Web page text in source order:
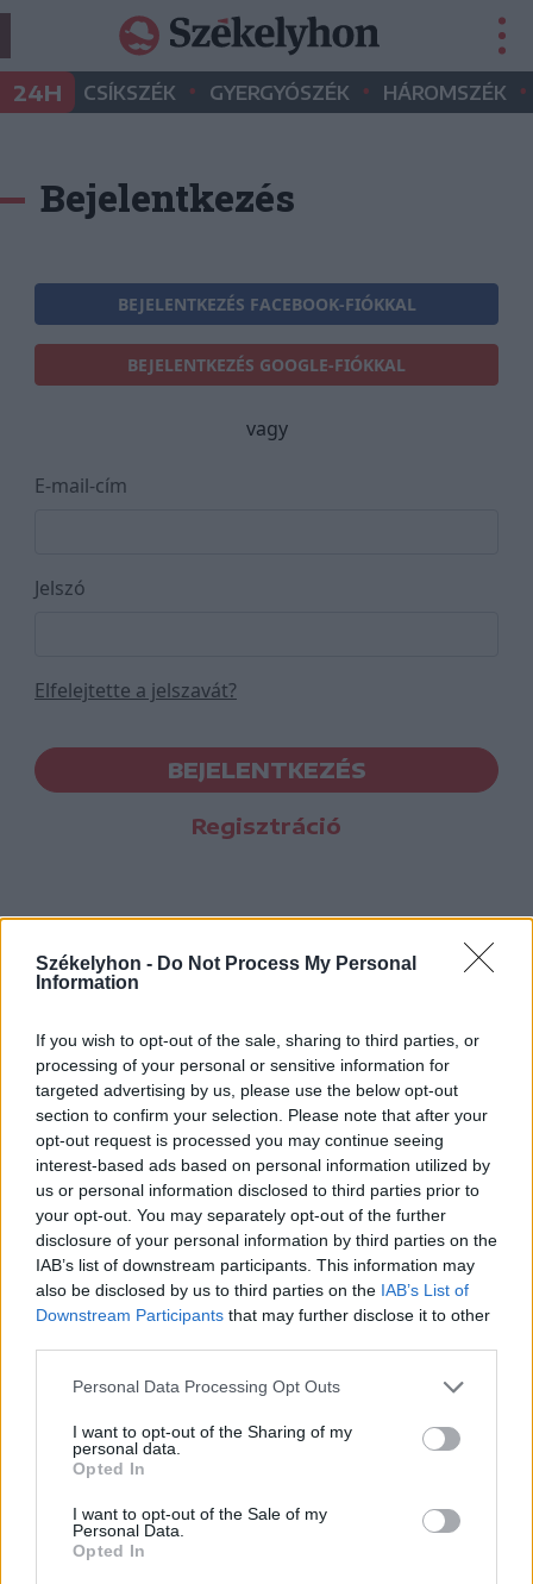
Székelyhon - Do Not Process My Personal
Information
If you wish to opt-out of the sale, sharing to third parties, or
processing of your personal or sensitive information for
targeted advertising by us, please use the below opt-out
section to confirm your selection. Please note that after your
opt-out request is processed you may continue seeing
interest-based ads based on personal information utilized by
us or personal information disclosed to third parties prior to
your opt-out. You may separately opt-out of the further
disclosure of your personal information by third parties on the
IAB’s list of downstream participants. This information may
also be disclosed by us to third parties on the IAB’s List of
Downstream Participants that may further disclose it to other
Personal Data Processing Opt Outs
I want to opt-out of the Sharing of my
personal data.
Opted In
I want to opt-out of the Sale of my
Personal Data.
Opted In
24H CSÍKSZÉK • GYERGYÓSZÉK • HÁROMSZÉK •
Bejelentkezés
BEJELENTKEZÉS FACEBOOK-FIÓKKAL
BEJELENTKEZÉS GOOGLE-FIÓKKAL
vagy
E-mail-cím
Jelszó
Elfelejtette a jelszavát?
BEJELENTKEZÉS
Regisztráció
Hasznos
Impresszum
Szerzői jogok
Adatvédelmi tájékoztató
Cookie-kezelési tájékoztató
Hozzászólási szabályzat
Nyomtatott lapjaink archívuma
Székely Hírmondó archívuma
Sütibeállítások